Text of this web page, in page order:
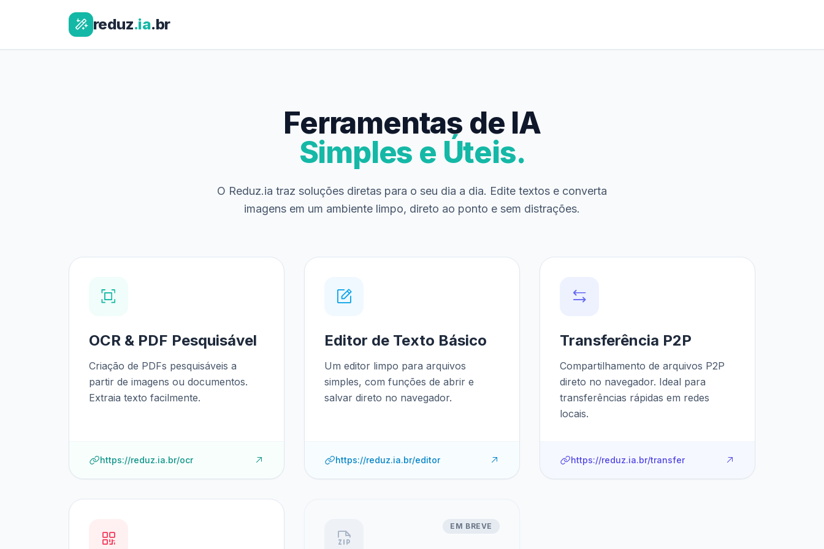
reduz.ia.br
Ferramentas de IA
Simples e Úteis.
O Reduz.ia traz soluções diretas para o seu dia a dia. Edite textos e converta
imagens em um ambiente limpo, direto ao ponto e sem distrações.
OCR & PDF Pesquisável
Criação de PDFs pesquisáveis a
partir de imagens ou documentos.
Extraia texto facilmente.
https://reduz.ia.br/ocr
Editor de Texto Básico
Um editor limpo para arquivos
simples, com funções de abrir e
salvar direto no navegador.
https://reduz.ia.br/editor
Transferência P2P
Compartilhamento de arquivos P2P
direto no navegador. Ideal para
transferências rápidas em redes
locais.
https://reduz.ia.br/transfer
EM BREVE